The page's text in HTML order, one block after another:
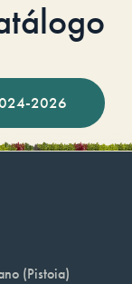
2026
(Pistoia)